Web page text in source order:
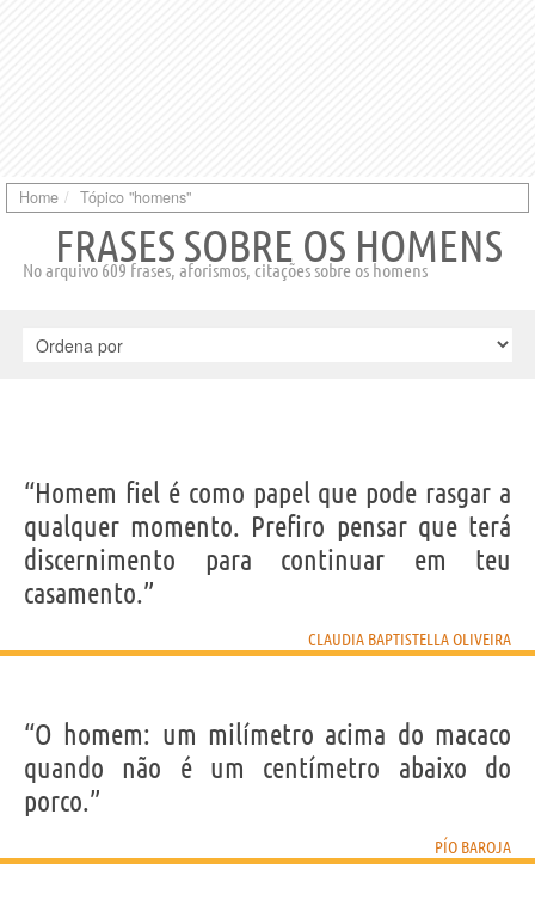
Home Tópico "homens"
FRASES SOBRE OS HOMENS
No arquivo 609 frases, aforismos, citações sobre os homens
“Homem fiel é como papel que pode rasgar a
qualquer momento. Prefiro pensar que terá
discernimento para continuar em teu
casamento.”
CLAUDIA BAPTISTELLA OLIVEIRA
“O homem: um milímetro acima do macaco
quando não é um centímetro abaixo do
porco.”
PÍO BAROJA